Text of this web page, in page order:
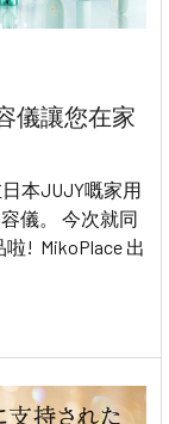
儀讓您在家
本JUJY嘅家用
儀。 今次就同
! MikoPlace 出